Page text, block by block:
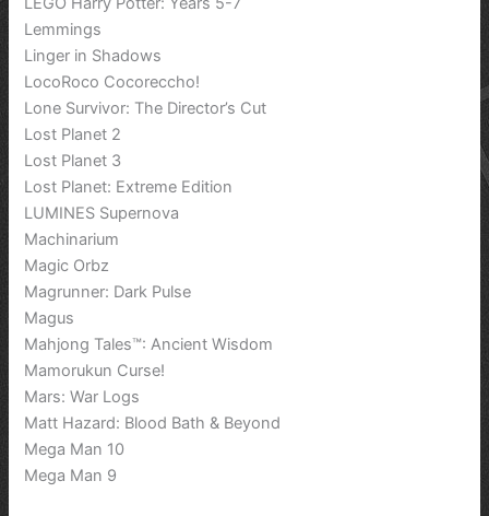
Lemmings
Linger in Shadows
LocoRoco Cocoreccho!
Lone Survivor: The Director’s Cut
Lost Planet 2
Lost Planet 3
Lost Planet: Extreme Edition
LUMINES Supernova
Machinarium
Magic Orbz
Magrunner: Dark Pulse
Magus
Mahjong Tales™: Ancient Wisdom
Mamorukun Curse!
Mars: War Logs
Matt Hazard: Blood Bath & Beyond
Mega Man 10
Mega Man 9